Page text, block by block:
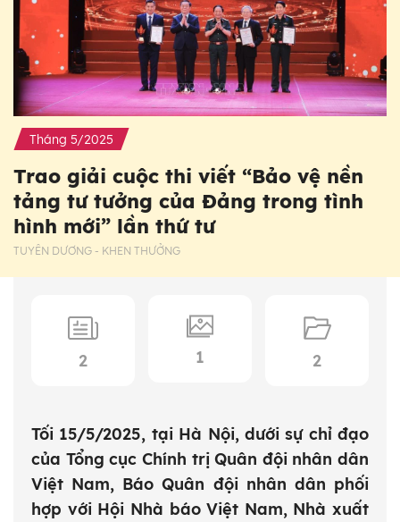
Tháng 5/2025
Trao giải cuộc thi viết “Bảo vệ nền
tảng tư tưởng của Đảng trong tình
hình mới” lần thứ tư
TUYÊN DƯƠNG - KHEN THƯỞNG
2 1 2
Tối 15/5/2025, tại Hà Nội, dưới sự chỉ đạo
của Tổng cục Chính trị Quân đội nhân dân
Việt Nam, Báo Quân đội nhân dân phối
hợp với Hội Nhà báo Việt Nam, Nhà xuất